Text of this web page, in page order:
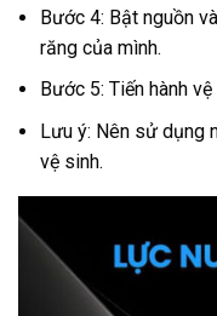
Bước 4: Bật nguồn
răng của mình.
Bước 5: Tiến hành
Lưu ý: Nên sử dụng
vệ sinh.